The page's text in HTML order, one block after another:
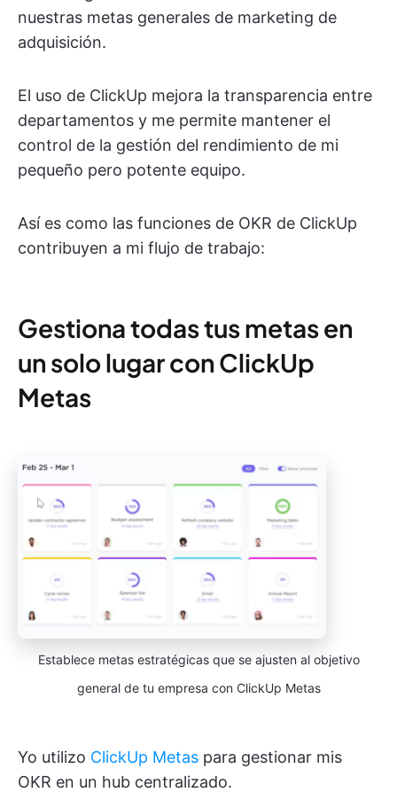
nuestras metas generales de marketing de
adquisición.
El uso de ClickUp mejora la transparencia entre
departamentos y me permite mantener el
control de la gestión del rendimiento de mi
pequeño pero potente equipo.
Así es como las funciones de OKR de ClickUp
contribuyen a mi flujo de trabajo:
Gestiona todas tus metas en
un solo lugar con ClickUp
Metas
Establece metas estratégicas que se ajusten al objetivo
general de tu empresa con ClickUp Metas
Yo utilizo ClickUp Metas para gestionar mis
OKR en un hub centralizado.